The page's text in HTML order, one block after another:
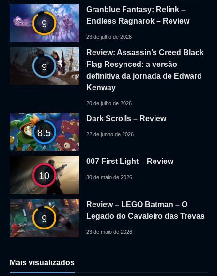
9
Granblue Fantasy: Relink –
Endless Ragnarok – Review
23 de julho de 2026
9
Review: Assassin’s Creed Black
Flag Resynced: a versão
definitiva da jornada de Edward
Kenway
20 de julho de 2026
8.5
Dark Scrolls – Review
22 de junho de 2026
10
007 First Light – Review
30 de maio de 2026
9
Review – LEGO Batman – O
Legado do Cavaleiro das Trevas
23 de maio de 2026
Mais visualizados